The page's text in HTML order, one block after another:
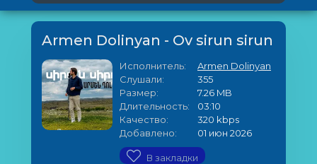
Armen Dolinyan - Ov sirun sirun
Исполнитель:
Armen Dolinyan
Слушали:
355
Размер:
7.26 MB
Длительность:
03:10
Качество:
320 kbps
Добавлено:
01 июн 2026
В закладки